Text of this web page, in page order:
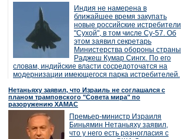
Индия не намерена в
ближайшее время закупать
новые российские истребители
"Сухой", в том числе Су-57. Об
этом заявил секретарь
Министерства обороны страны
Раджеш Кумар Сингх. По его
словам, индийские власти сосредоточатся на
модернизации имеющегося парка истребителей.
Нетаньяху заявил, что Израиль не соглашался с
планом трамповского "Совета мира" по
разоружению ХАМАС
Премьер-министр Израиля
Биньямин Нетаньяху заявил,
что у него есть разногласия с